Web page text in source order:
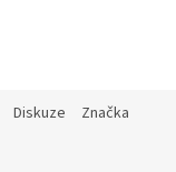
Diskuze Značka